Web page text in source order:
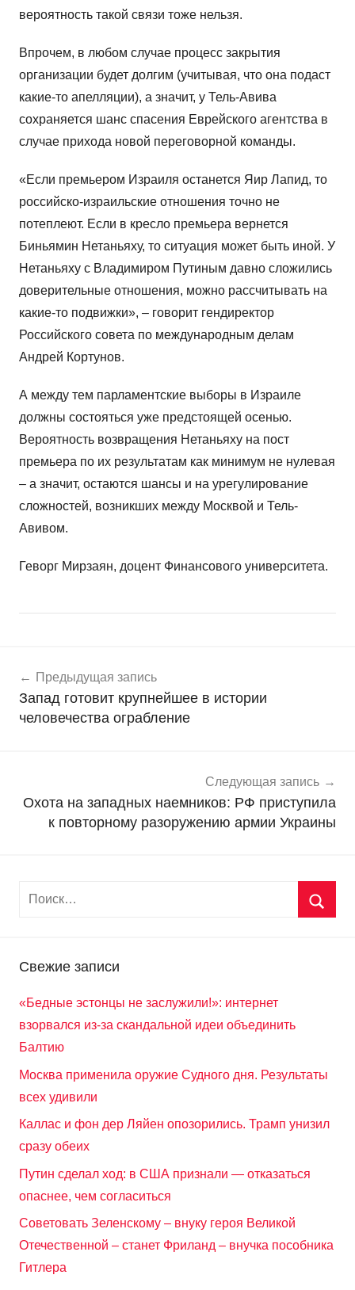
вероятность такой связи тоже нельзя.
Впрочем, в любом случае процесс закрытия
организации будет долгим (учитывая, что она подаст
какие-то апелляции), а значит, у Тель-Авива
сохраняется шанс спасения Еврейского агентства в
случае прихода новой переговорной команды.
«Если премьером Израиля останется Яир Лапид, то
российско-израильские отношения точно не
потеплеют. Если в кресло премьера вернется
Биньямин Нетаньяху, то ситуация может быть иной. У
Нетаньяху с Владимиром Путиным давно сложились
доверительные отношения, можно рассчитывать на
какие-то подвижки», – говорит гендиректор
Российского совета по международным делам
Андрей Кортунов.
А между тем парламентские выборы в Израиле
должны состояться уже предстоящей осенью.
Вероятность возвращения Нетаньяху на пост
премьера по их результатам как минимум не нулевая
– а значит, остаются шансы и на урегулирование
сложностей, возникших между Москвой и Тель-
Авивом.
Геворг Мирзаян, доцент Финансового университета.
о
в
о
по
записям
Предыдущая запись
Запад готовит крупнейшее в истории
человечества ограбление
Следующая запись
Охота на западных наемников: РФ приступила
к повторному разоружению армии Украины
Свежие записи
«Бедные эстонцы не заслужили!»: интернет
взорвался из-за скандальной идеи объединить
Балтию
Москва применила оружие Судного дня. Результаты
всех удивили
Каллас и фон дер Ляйен опозорились. Трамп унизил
сразу обеих
Путин сделал ход: в США признали — отказаться
опаснее, чем согласиться
Советовать Зеленскому – внуку героя Великой
Отечественной – станет Фриланд – внучка пособника
Гитлера